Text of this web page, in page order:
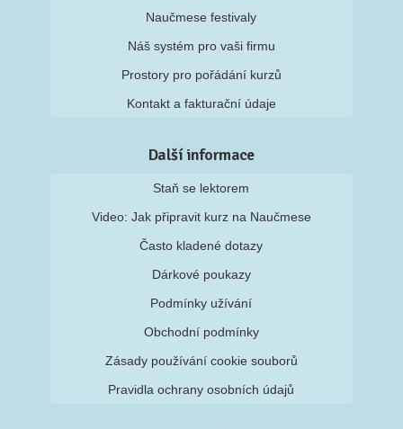
Naučmese festivaly
Náš systém pro vaši firmu
Prostory pro pořádání kurzů
Kontakt a fakturační údaje
Další informace
Staň se lektorem
Video: Jak připravit kurz na Naučmese
Často kladené dotazy
Dárkové poukazy
Podmínky užívání
Obchodní podmínky
Zásady používání cookie souborů
Pravidla ochrany osobních údajů